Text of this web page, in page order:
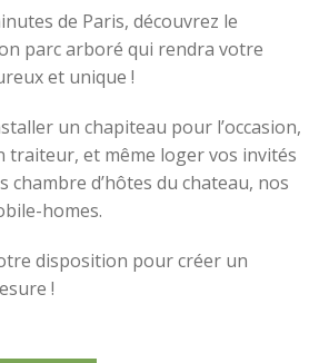
de Paris, découvrez le
parc arboré qui rendra votre
et unique !
un chapiteau pour l’occasion,
et même loger vos invités
chambre d’hôtes du chateau, nos
homes.
disposition pour créer un
!